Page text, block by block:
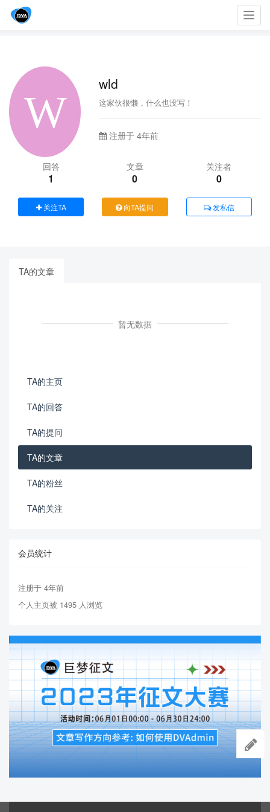
wld
这家伙很懒，什么也没写！
注册于 4年前
回答
1
文章
0
关注者
0
关注TA 向TA提问 发私信
TA的文章
暂无数据
TA的主页
TA的回答
TA的提问
TA的文章
TA的粉丝
TA的关注
会员统计
注册于 4年前
个人主页被 1495 人浏览